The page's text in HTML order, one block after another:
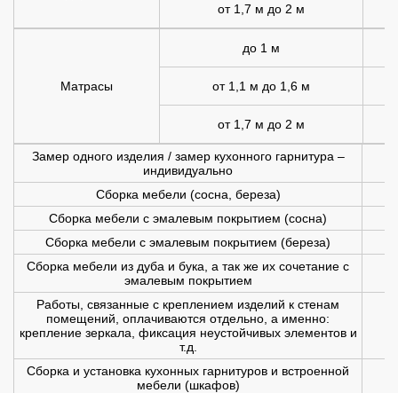
от 1,7 м до 2 м
Матрасы
до 1 м
от 1,1 м до 1,6 м
от 1,7 м до 2 м
Замер одного изделия / замер кухонного гарнитура –
индивидуально
Сборка мебели (сосна, береза)
Сборка мебели с эмалевым покрытием (сосна)
Сборка мебели с эмалевым покрытием (береза)
Сборка мебели из дуба и бука, а так же их сочетание с
эмалевым покрытием
Работы, связанные с креплением изделий к стенам
помещений, оплачиваются отдельно, а именно:
крепление зеркала, фиксация неустойчивых элементов и
т.д.
Сборка и установка кухонных гарнитуров и встроенной
мебели (шкафов)